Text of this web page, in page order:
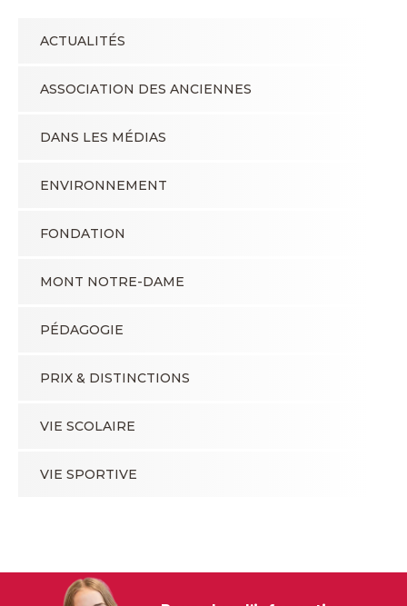
ACTUALITÉS
ASSOCIATION DES ANCIENNES
DANS LES MÉDIAS
ENVIRONNEMENT
FONDATION
MONT NOTRE-DAME
PÉDAGOGIE
PRIX & DISTINCTIONS
VIE SCOLAIRE
VIE SPORTIVE